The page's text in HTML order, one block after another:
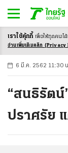
-ก ก ก+
6 มี.ค. 2562 11:30
“สนธิรัต
ปราศรัย
เราใช้คุ้กกี้ เพื่อให้ทุกคนไ
อ่านเพิ่มเติมคลิก (Privacy